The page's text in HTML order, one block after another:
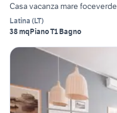
Casa vacanza mare foceverde
Latina (LT)
38 mqPiano T1 Bagno